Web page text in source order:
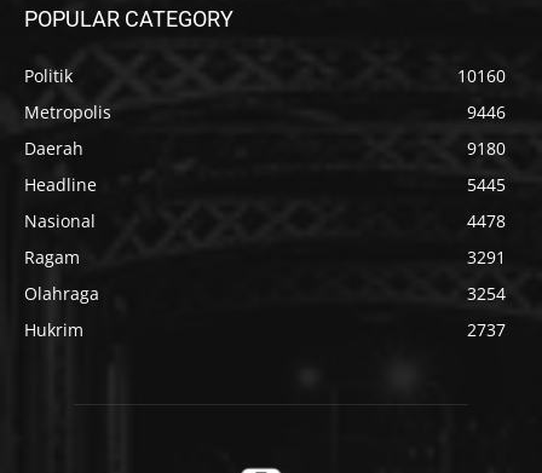
POPULAR CATEGORY
Politik
10160
Metropolis
9446
Daerah
9180
Headline
5445
Nasional
4478
Ragam
3291
Olahraga
3254
Hukrim
2737